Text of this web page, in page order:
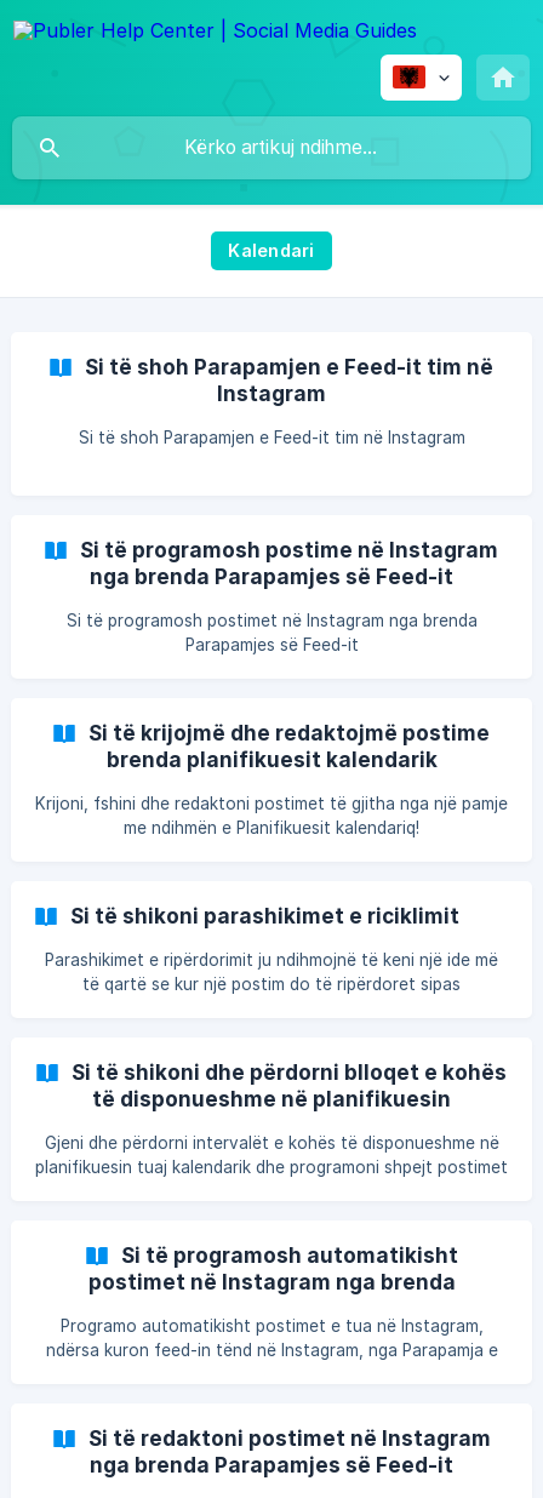
Kalendari
Si të shoh Parapamjen e Feed-it tim në
Instagram
Si të shoh Parapamjen e Feed-it tim në Instagram
Si të programosh postime në Instagram
nga brenda Parapamjes së Feed-it
Si të programosh postimet në Instagram nga brenda
Parapamjes së Feed-it
Si të krijojmë dhe redaktojmë postime
brenda planifikuesit kalendarik
Krijoni, fshini dhe redaktoni postimet të gjitha nga një pamje
me ndihmën e Planifikuesit kalendariq!
Si të shikoni parashikimet e riciklimit
Parashikimet e ripërdorimit ju ndihmojnë të keni një ide më
të qartë se kur një postim do të ripërdoret sipas
Si të shikoni dhe përdorni blloqet e kohës
të disponueshme në planifikuesin
Gjeni dhe përdorni intervalët e kohës të disponueshme në
planifikuesin tuaj kalendarik dhe programoni shpejt postimet
Si të programosh automatikisht
postimet në Instagram nga brenda
Programo automatikisht postimet e tua në Instagram,
ndërsa kuron feed-in tënd në Instagram, nga Parapamja e
Si të redaktoni postimet në Instagram
nga brenda Parapamjes së Feed-it